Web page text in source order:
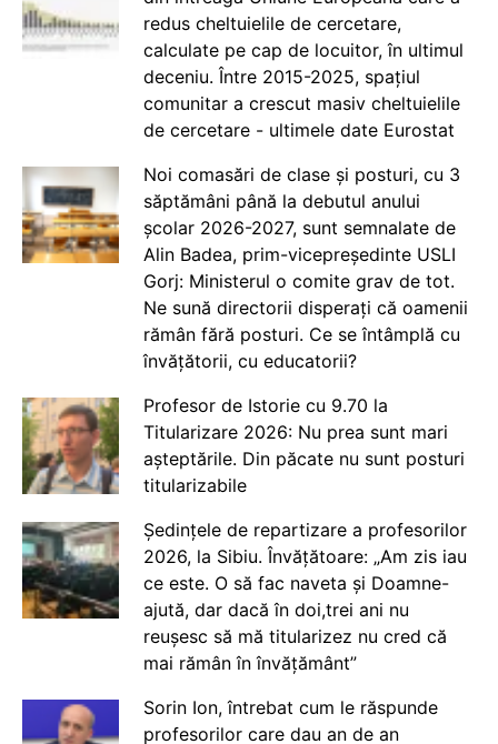
redus cheltuielile de cercetare,
calculate pe cap de locuitor, în ultimul
deceniu. Între 2015-2025, spațiul
comunitar a crescut masiv cheltuielile
de cercetare - ultimele date Eurostat
Noi comasări de clase și posturi, cu 3
săptămâni până la debutul anului
școlar 2026-2027, sunt semnalate de
Alin Badea, prim-vicepreședinte USLI
Gorj: Ministerul o comite grav de tot.
Ne sună directorii disperați că oamenii
rămân fără posturi. Ce se întâmplă cu
învățătorii, cu educatorii?
Profesor de Istorie cu 9.70 la
Titularizare 2026: Nu prea sunt mari
așteptările. Din păcate nu sunt posturi
titularizabile
Ședințele de repartizare a profesorilor
2026, la Sibiu. Învățătoare: „Am zis iau
ce este. O să fac naveta și Doamne-
ajută, dar dacă în doi,trei ani nu
reușesc să mă titularizez nu cred că
mai rămân în învățământ”
Sorin Ion, întrebat cum le răspunde
profesorilor care dau an de an